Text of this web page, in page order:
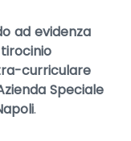
ad evidenza
tirocinio
curriculare
Speciale
.